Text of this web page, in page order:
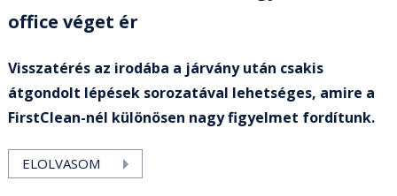
office véget ér
Visszatérés az irodába a járvány után csakis
átgondolt lépések sorozatával lehetséges, amire a
FirstClean-nél különösen nagy figyelmet fordítunk.
ELOLVASOM